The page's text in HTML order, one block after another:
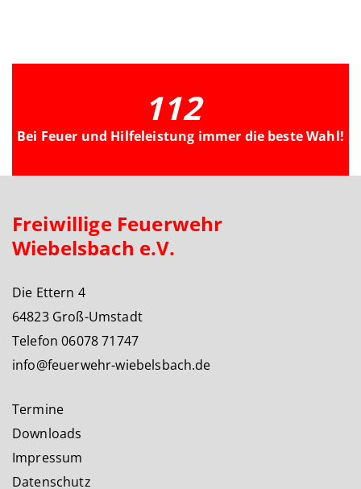
112
Bei Feuer und Hilfeleistung immer die beste Wahl!
Freiwillige Feuerwehr
Wiebelsbach e.V.
Die Ettern 4
64823 Groß-Umstadt
Telefon 06078 71747
info@feuerwehr-wiebelsbach.de
Termine
Downloads
Impressum
Datenschutz